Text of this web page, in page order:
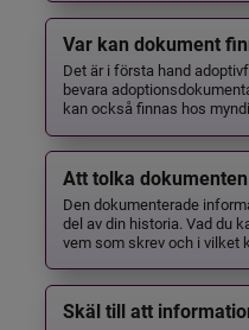
Var kan dokument
Det är i första hand
bevara
kan också finnas hos
Att tolka dokumenten
Den dokumenterade
del av din historia. Vad du
vem som skrev och i vilket
Skäl till att